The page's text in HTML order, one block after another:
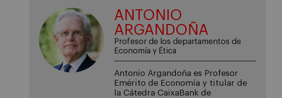
ANTONIO
ARGANDOÑA
Profesor de los departamentos de
Economía y Ética
Antonio Argandoña es Profesor
Emérito de Economía y titular de
la Cátedra CaixaBank de